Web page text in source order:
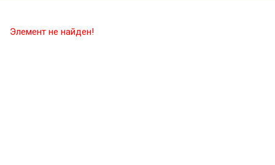
Элемент не найден!